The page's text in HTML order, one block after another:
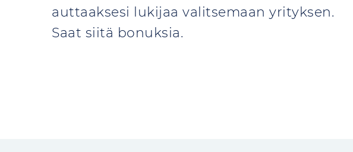
auttaaksesi lukijaa valitsemaan yrityksen.
Saat siitä bonuksia.